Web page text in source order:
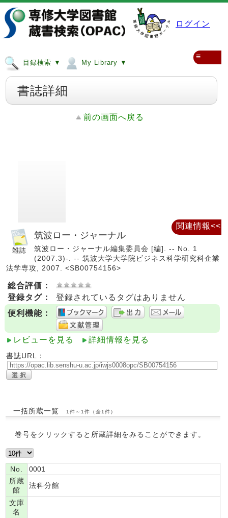
ログイン
目録検索 ▼ My Library ▼
≡
書誌詳細
前の画面へ戻る
筑波ロー・ジャーナル
筑波ロー・ジャーナル編集委員会 [編]. -- No. 1
(2007.3)-. -- 筑波大学大学院ビジネス科学研究科企業
法学専攻, 2007. <SB00754156>
総合評価：
登録タグ：
登録されているタグはありません
便利機能：
レビューを見る 詳細情報を見る
書誌URL：
一括所蔵一覧 1件～1件（全1件）
巻号をクリックすると所蔵詳細をみることができます。
No.
0001
所蔵
館
法科分館
文庫
名
関連情報<<